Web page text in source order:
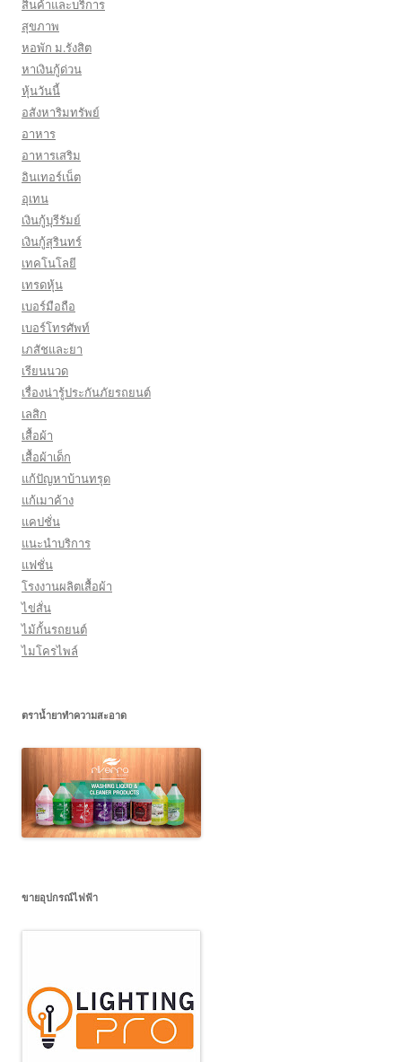
สินค้าและบริการ
สุขภาพ
หอพัก ม.รังสิต
หาเงินกู้ด่วน
หุ้นวันนี้
อสังหาริมทรัพย์
อาหาร
อาหารเสริม
อินเทอร์เน็ต
อุเทน
เงินกู้บุรีรัมย์
เงินกู้สุรินทร์
เทคโนโลยี
เทรดหุ้น
เบอร์มือถือ
เบอร์โทรศัพท์
เภสัชและยา
เรียนนวด
เรื่องน่ารู้ประกันภัยรถยนต์
เลสิก
เสื้อผ้า
เสื้อผ้าเด็ก
แก้ปัญหาบ้านทรุด
แก้เมาค้าง
แคปชั่น
แนะนำบริการ
แฟชั่น
โรงงานผลิตเสื้อผ้า
ไข่สั่น
ไม้กั้นรถยนต์
ไมโครไพล์
ตราน้ำยาทำความสะอาด
ขายอุปกรณ์ไฟฟ้า